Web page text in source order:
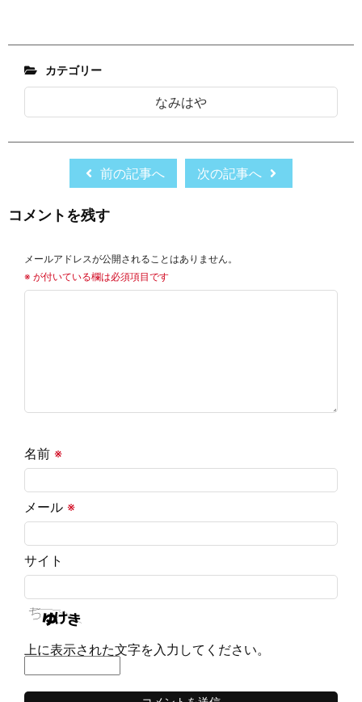
カテゴリー
なみはや
前の記事へ 次の記事へ
コメントを残す
メールアドレスが公開されることはありません。
※ が付いている欄は必須項目です
名前 ※
メール ※
サイト
上に表示された文字を入力してください。